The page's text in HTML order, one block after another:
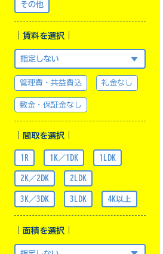
その他
｜賃料を選択｜
管理費・共益費込 礼金なし
敷金・保証金なし
｜間取を選択｜
1R 1K／1DK 1LDK
2K／2DK 2LDK
3K／3DK 3LDK 4K以上
｜面積を選択｜